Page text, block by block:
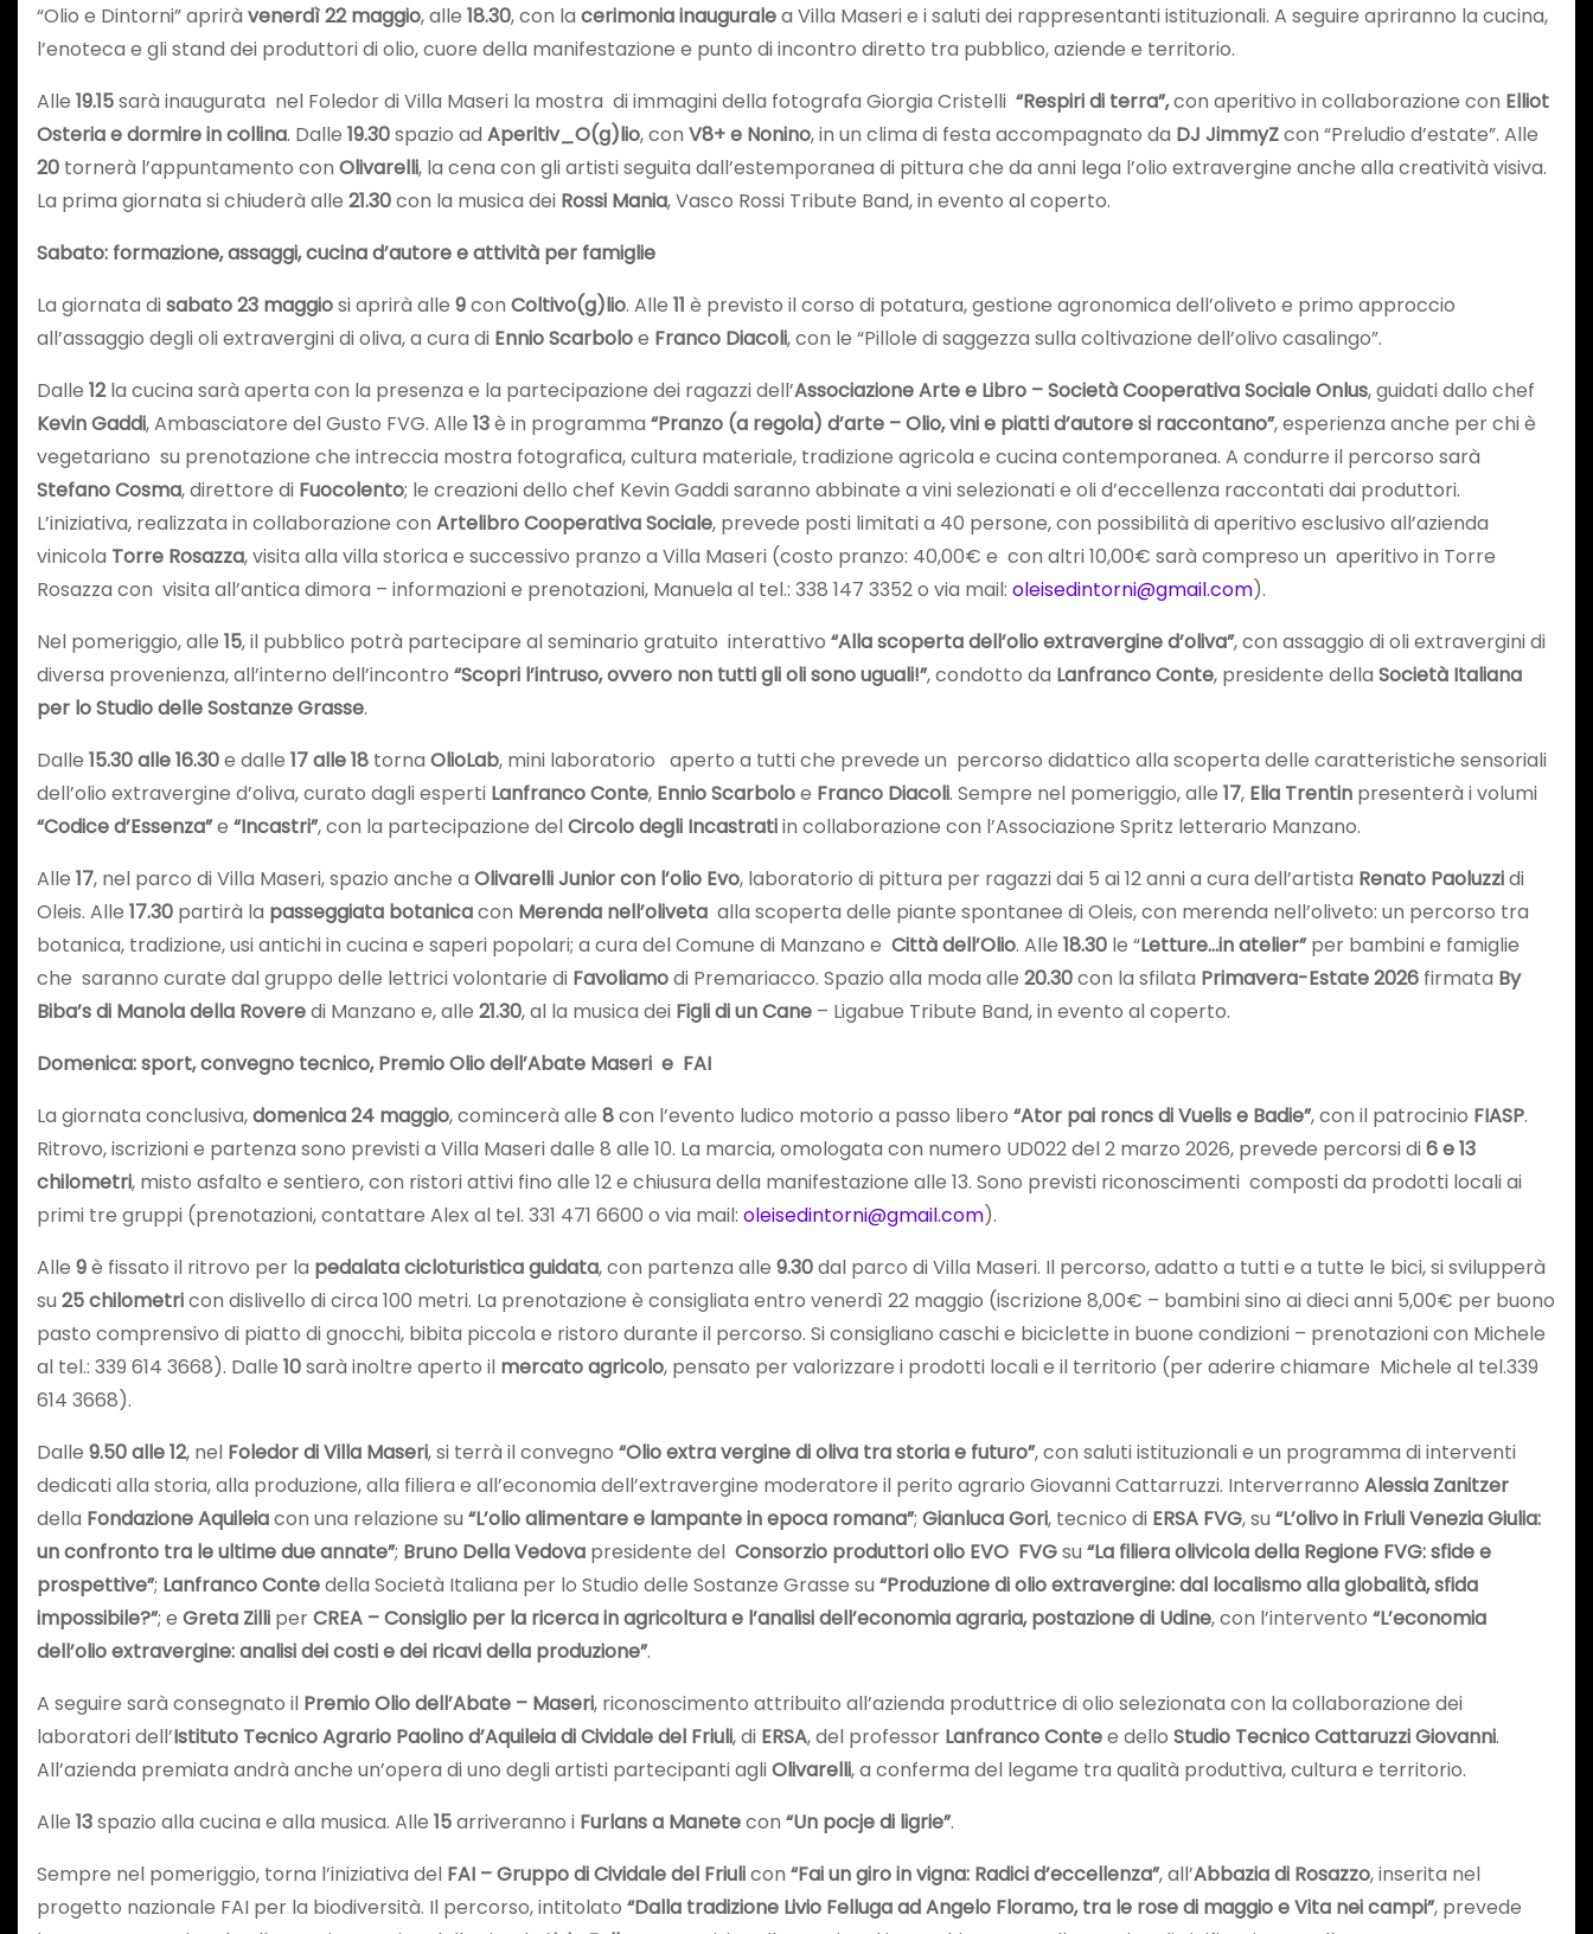
“Olio e Dintorni” aprirà venerdì 22 maggio, alle 18.30, con la cerimonia inauguralea Villa Maseri e i saluti dei rappresentanti istituzionali. A seguire apriranno la cucina,
l’enoteca e gli stand dei produttori di olio, cuore della manifestazione e punto di incontro diretto tra pubblico, aziende e territorio.
Alle 19.15sarà inaugurata nel Foledor di Villa Maseri la mostra di immagini della fotografa Giorgia Cristelli “Respiri di terra”,con aperitivo in collaborazione con Elliot
Osteria e dormire in collina. Dalle 19.30spazio ad Aperitiv_O(g)lio, con V8+ e Nonino, in un clima di festa accompagnato da DJ JimmyZcon “Preludio d’estate”. Alle
20 tornerà l’appuntamento con Olivarelli, la cena con gli artisti seguita dall’estemporanea di pittura che da anni lega l’olio extravergine anche alla creatività visiva.
La prima giornata si chiuderà alle 21.30con la musica dei Rossi Mania, Vasco Rossi Tribute Band, in evento al coperto.
Sabato: formazione, assaggi, cucina d’autore e attività per famiglie
La giornata disabato 23 maggiosi aprirà alle 9con Coltivo(g)lio. Alle 11 è previsto il corso di potatura, gestione agronomica dell’oliveto e primo approccio
all’assaggio degli oli extravergini di oliva, a cura di Ennio Scarboloe Franco Diacoli, con le “Pillole di saggezza sulla coltivazione dell’olivo casalingo”.
Dalle 12la cucina sarà aperta con la presenza e la partecipazione dei ragazzi dell’Associazione Arte e Libro – Società Cooperativa Sociale Onlus, guidati dallo chef
Kevin Gaddi, Ambasciatore del Gusto FVG. Alle 13è in programma “Pranzo (a regola) d’arte – Olio, vini e piatti d’autore si raccontano”, esperienza anche per chi è
vegetariano su prenotazione che intreccia mostra fotografica, cultura materiale, tradizione agricola e cucina contemporanea. A condurre il percorso sarà
Stefano Cosma, direttore di Fuocolento; le creazioni dello chef Kevin Gaddi saranno abbinate a vini selezionati e oli d’eccellenza raccontati dai produttori.
L’iniziativa, realizzata in collaborazione con Artelibro Cooperativa Sociale, prevede posti limitati a 40 persone, con possibilità di aperitivo esclusivo all’azienda
vinicola Torre Rosazza, visita alla villa storica e successivo pranzo a Villa Maseri (costo pranzo: 40,00€ e con altri 10,00€ sarà compreso un aperitivo in Torre
Rosazza con visita all’antica dimora – informazioni e prenotazioni, Manuela al tel.: 338 147 3352 o via mail: oleisedintorni@gmail.com).
Nel pomeriggio, alle 15, il pubblico potrà partecipare al seminario gratuito interattivo “Alla scoperta dell’olio extravergine d’oliva”, con assaggio di oli extravergini di
diversa provenienza, all’interno dell’incontro “Scopri l’intruso, ovvero non tutti gli oli sono uguali!”, condotto da Lanfranco Conte, presidente della Società Italiana
per lo Studio delle Sostanze Grasse.
Dalle 15.30 alle 16.30e dalle 17 alle 18 torna OlioLab, mini laboratorio aperto a tutti che prevede un percorso didattico alla scoperta delle caratteristiche sensoriali
dell’olio extravergine d’oliva, curato dagli esperti Lanfranco Conte, Ennio Scarboloe Franco Diacoli. Sempre nel pomeriggio, alle 17, Elia Trentin presenterà i volumi
“Codice d’Essenza”e “Incastri”, con la partecipazione delCircolo degli Incastratiin collaborazione con l’Associazione Spritz letterario Manzano.
Alle 17, nel parco di Villa Maseri, spazio anche a Olivarelli Junior con l’olio Evo, laboratorio di pittura per ragazzi dai 5 ai 12 anni a cura dell’artista Renato Paoluzzidi
Oleis. Alle 17.30 partirà la passeggiata botanicacon Merenda nell’oliveta alla scoperta delle piante spontanee di Oleis, con merenda nell’oliveto: un percorso tra
botanica, tradizione, usi antichi in cucina e saperi popolari; a cura del Comune di Manzano e Città dell’Olio. Alle 18.30 le “Letture…in atelier”per bambini e famiglie
che saranno curate dal gruppo delle lettrici volontarie di Favoliamodi Premariacco. Spazio alla moda alle 20.30con la sfilata Primavera-Estate 2026 firmata By
Biba’s di Manola della Roveredi Manzano e, alle 21.30, al la musica dei Figli di un Cane – Ligabue Tribute Band, in evento al coperto.
Domenica: sport, convegno tecnico, Premio Olio dell’Abate Maseri e FAI
La giornata conclusiva,domenica 24 maggio, comincerà alle 8con l’evento ludico motorio a passo libero “Ator pai roncs di Vuelis e Badie”, con il patrocinio FIASP.
Ritrovo, iscrizioni e partenza sono previsti a Villa Maseri dalle 8 alle 10. La marcia, omologata con numero UD022 del 2 marzo 2026, prevede percorsi di6 e 13
chilometri, misto asfalto e sentiero, con ristori attivi fino alle 12 e chiusura della manifestazione alle 13. Sono previsti riconoscimenti composti da prodotti locali ai
primi tre gruppi (prenotazioni, contattare Alex al tel. 331 471 6600 o via mail: oleisedintorni@gmail.com).
Alle 9è fissato il ritrovo per la pedalata cicloturistica guidata, con partenza alle 9.30dal parco di Villa Maseri. Il percorso, adatto a tutti e a tutte le bici, si svilupperà
su 25 chilometricon dislivello di circa 100 metri. La prenotazione è consigliata entro venerdì 22 maggio (iscrizione 8,00€ – bambini sino ai dieci anni 5,00€ per buono
pasto comprensivo di piatto di gnocchi, bibita piccola e ristoro durante il percorso. Si consigliano caschi e biciclette in buone condizioni – prenotazioni con Michele
al tel.: 339 614 3668). Dalle 10sarà inoltre aperto il mercato agricolo, pensato per valorizzare i prodotti locali e il territorio (per aderire chiamare Michele al tel.339
614 3668).
Dalle 9.50 alle 12, nel Foledor di Villa Maseri, si terrà il convegno “Olio extra vergine di oliva tra storia e futuro”, con saluti istituzionali e un programma di interventi
dedicati alla storia, alla produzione, alla filiera e all’economia dell’extravergine moderatore il perito agrario Giovanni Cattarruzzi. Interverranno Alessia Zanitzer
della Fondazione Aquileiacon una relazione su “L’olio alimentare e lampante in epoca romana”; Gianluca Gori, tecnico di ERSA FVG, su “L’olivo in Friuli Venezia Giulia:
un confronto tra le ultime due annate”; Bruno Della Vedova presidente del Consorzio produttori olio EVO FVGsu “La filiera olivicola della Regione FVG: sfide e
prospettive”; Lanfranco Contedella Società Italiana per lo Studio delle Sostanze Grasse su “Produzione di olio extravergine: dal localismo alla globalità, sfida
impossibile?”; e Greta Zilli perCREA – Consiglio per la ricerca in agricoltura e l’analisi dell’economia agraria, postazione di Udine, con l’intervento “L’economia
dell’olio extravergine: analisi dei costi e dei ricavi della produzione”.
A seguire sarà consegnato il Premio Olio dell’Abate – Maseri, riconoscimento attribuito all’azienda produttrice di olio selezionata con la collaborazione dei
laboratori dell’Istituto Tecnico Agrario Paolino d’Aquileia di Cividale del Friuli, di ERSA, del professor Lanfranco Contee dello Studio Tecnico Cattaruzzi Giovanni.
All’azienda premiata andrà anche un’opera di uno degli artisti partecipanti agliOlivarelli, a conferma del legame tra qualità produttiva, cultura e territorio.
Alle 13spazio alla cucina e alla musica. Alle 15arriveranno i Furlans a Manetecon “Un pocje di ligrie”.
Sempre nel pomeriggio, torna l’iniziativa del FAI – Gruppo di Cividale del Friulicon “Fai un giro in vigna: Radici d’eccellenza”, all’Abbazia di Rosazzo, inserita nel
progetto nazionale FAI per la biodiversità. Il percorso, intitolato “Dalla tradizione Livio Felluga ad Angelo Floramo, tra le rose di maggio e Vita nei campi”, prevede